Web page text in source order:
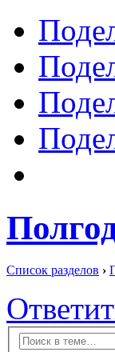
Список разделов ›